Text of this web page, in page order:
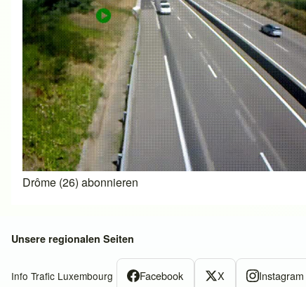
Drôme (26) abonnieren
Unsere regionalen Seiten
Info Trafic Luxembourg Facebook X Instagram